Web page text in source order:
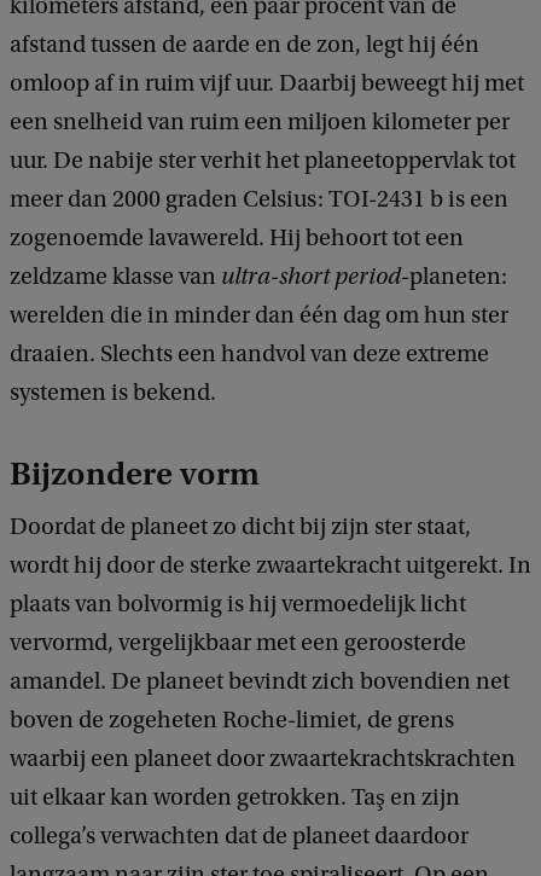
kilometers afstand, een paar procent van de
afstand tussen de aarde en de zon, legt hij één
omloop af in ruim vijf uur. Daarbij beweegt hij met
een snelheid van ruim een miljoen kilometer per
uur. De nabije ster verhit het planeetoppervlak tot
meer dan 2000 graden Celsius: TOI-2431 b is een
zogenoemde lavawereld. Hij behoort tot een
zeldzame klasse van ultra-short period-planeten:
werelden die in minder dan één dag om hun ster
draaien. Slechts een handvol van deze extreme
systemen is bekend.
Bijzondere vorm
Doordat de planeet zo dicht bij zijn ster staat,
wordt hij door de sterke zwaartekracht uitgerekt. In
plaats van bolvormig is hij vermoedelijk licht
vervormd, vergelijkbaar met een geroosterde
amandel. De planeet bevindt zich bovendien net
boven de zogeheten Roche-limiet, de grens
waarbij een planeet door zwaartekrachtskrachten
uit elkaar kan worden getrokken. Taş en zijn
collega’s verwachten dat de planeet daardoor